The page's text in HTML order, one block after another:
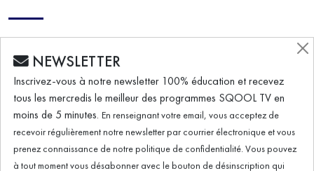
TDAH (trouble du déficit de l'attention avec ou sans hyperactivité).
Ce syndrome, souvent mal diagnostiqué et mal compris, perturbe la
scolarité des enfants concernés. Comment mieux les accompagner
à l'école ? Comment aider les familles dans la prise en charge de
ce trouble ? Géraldine Maigret, psychologue spécialisée en
neuropsychologie, est l'invitée de Guillaume Ouattara pour en
parler.